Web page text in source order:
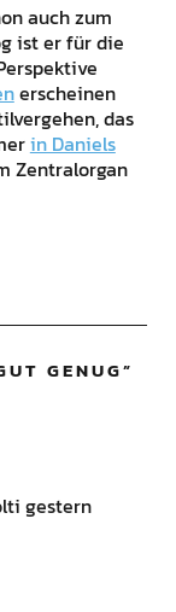
auch zum
ist er für die
erscheinen
das
in Daniels
Zentralorgan
GENUG”
gestern